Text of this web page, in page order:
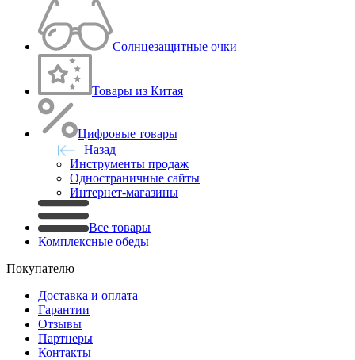
Солнцезащитные очки
Товары из Китая
Цифровые товары
Назад
Инструменты продаж
Одностраничные сайты
Интернет-магазины
Все товары
Комплексные обеды
Покупателю
Доставка и оплата
Гарантии
Отзывы
Партнеры
Контакты